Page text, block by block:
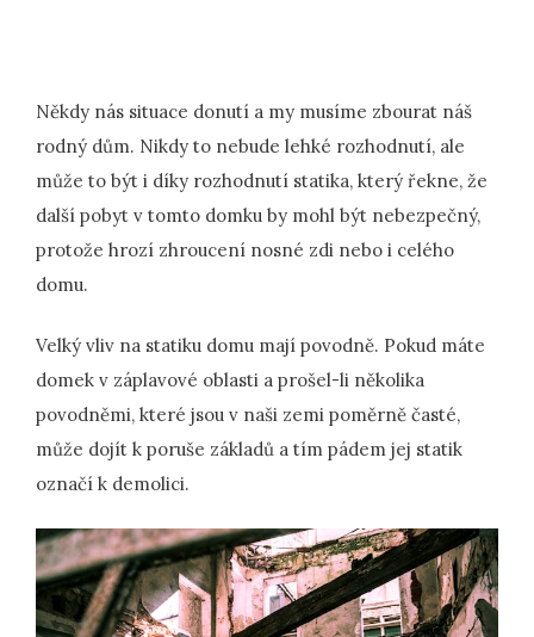
Někdy nás situace donutí a my musíme zbourat náš
rodný dům. Nikdy to nebude lehké rozhodnutí, ale
může to být i díky rozhodnutí statika, který řekne, že
další pobyt v tomto domku by mohl být nebezpečný,
protože hrozí zhroucení nosné zdi nebo i celého
domu.
Velký vliv na statiku domu mají povodně. Pokud máte
domek v záplavové oblasti a prošel-li několika
povodněmi, které jsou v naši zemi poměrně časté,
může dojít k poruše základů a tím pádem jej statik
označí k demolici.